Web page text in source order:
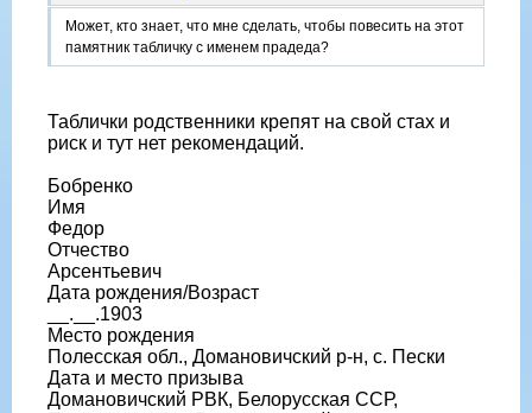
Может, кто знает, что мне сделать, чтобы повесить на этот
памятник табличку с именем прадеда?
Таблички родственники крепят на свой стах и
риск и тут нет рекомендаций.
Бобренко
Имя
Федор
Отчество
Арсентьевич
Дата рождения/Возраст
__.__.1903
Место рождения
Полесская обл., Домановичский р-н, с. Пески
Дата и место призыва
Домановичский РВК, Белорусская ССР,